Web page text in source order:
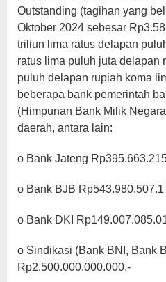
Outstanding (tagihan yang
Oktober 2024 sebesar
triliun lima ratus delapan
ratus lima puluh juta delapan
puluh delapan rupiah koma
beberapa bank pemerintah
(Himpunan Bank Milik
daerah, antara lain:
o Bank Jateng
o Bank BJB
o Bank DKI
o Sindikasi (Bank BNI, Bank
Rp2.500.000.000.000,-